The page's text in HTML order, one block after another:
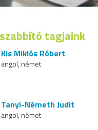
tagjaink
Kis Miklós Róbert
angol, német
Tanyi-Németh Judit
angol, német